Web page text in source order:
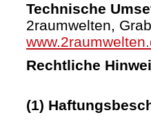
Technische
2raumwelten,
Rechtliche
(1)